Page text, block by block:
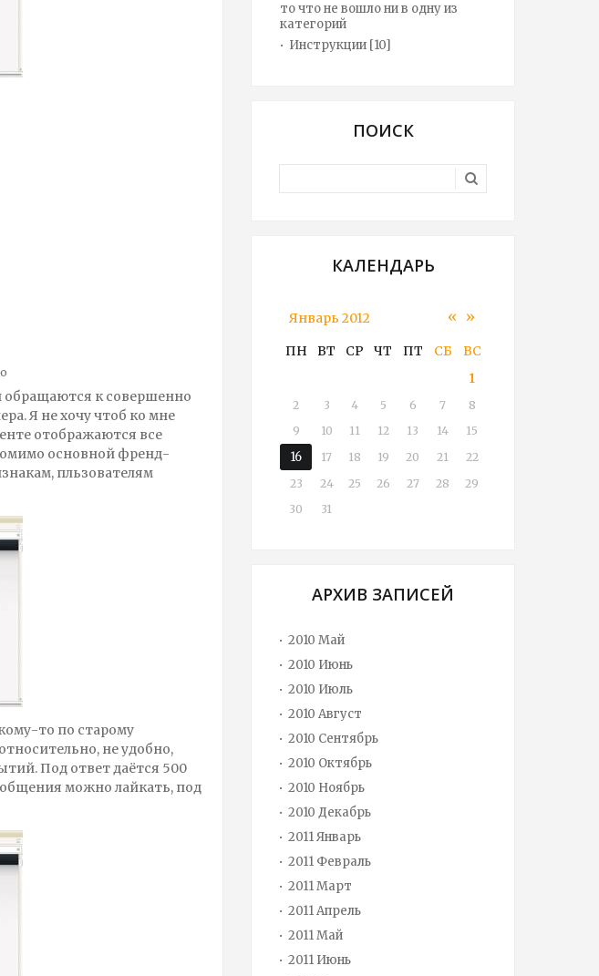
обращаются к совершенно
Я не хочу чтоб ко мне
отображаются все
основной френд-
пльзователям
то по старому
не удобно,
Под ответ даётся 500
можно лайкать, под
то что не вошло ни в одну из
категорий
Инструкции [10]
ПОИСК
КАЛЕНДАРЬ
«
Январь 2012 »
ПН ВТ СР ЧТ ПТ СБ ВС
1
2 3 4 5 6 7
8
9
10 11 12 13 14 15
16 17 18 19 20 21
22
23
24 25 26 27 28
29
30
31
АРХИВ ЗАПИСЕЙ
2010 Май
2010 Июнь
2010 Июль
2010 Август
2010 Сентябрь
2010 Октябрь
2010 Ноябрь
2010 Декабрь
2011 Январь
2011 Февраль
2011 Март
2011 Апрель
2011 Май
2011 Июнь